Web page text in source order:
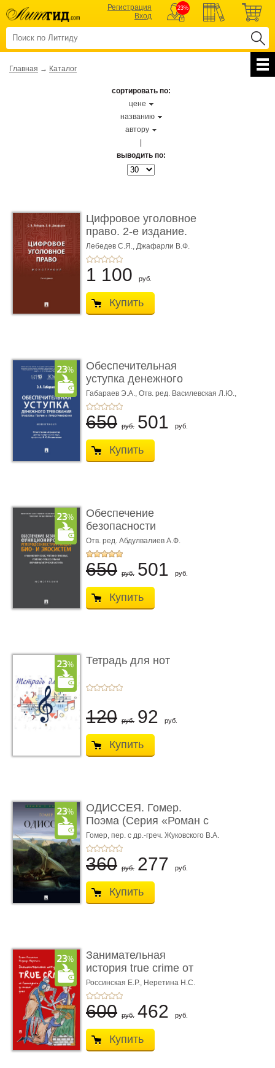
Регистрация
Вход
23%
Главная → Каталог
сортировать по:
цене
названию
автору
выводить по:
Цифровое уголовное
право. 2-е издание.
Монограф ...
Лебедев С.Я., Джафарли В.Ф.
1 100 руб.
Купить
Обеспечительная
уступка денежного
требования ...
Габараев Э.А., Отв. ред. Василевская Л.Ю.,
вступ. сл. Каретина М.Г.
650 руб. 501 руб.
Купить
Обеспечение
безопасности
функционирования уг
...
Отв. ред. Абдулвалиев А.Ф.
650 руб. 501 руб.
Купить
Тетрадь для нот
120 руб. 92 руб.
Купить
ОДИССЕЯ. Гомер.
Поэма (Серия «Роман с
книгой»)
Гомер, пер. с др.-греч. Жуковского В.А.
360 руб. 277 руб.
Купить
Занимательная
история true crime от
Гиппократа до � ...
Россинская Е.Р., Неретина Н.С.
600 руб. 462 руб.
Купить